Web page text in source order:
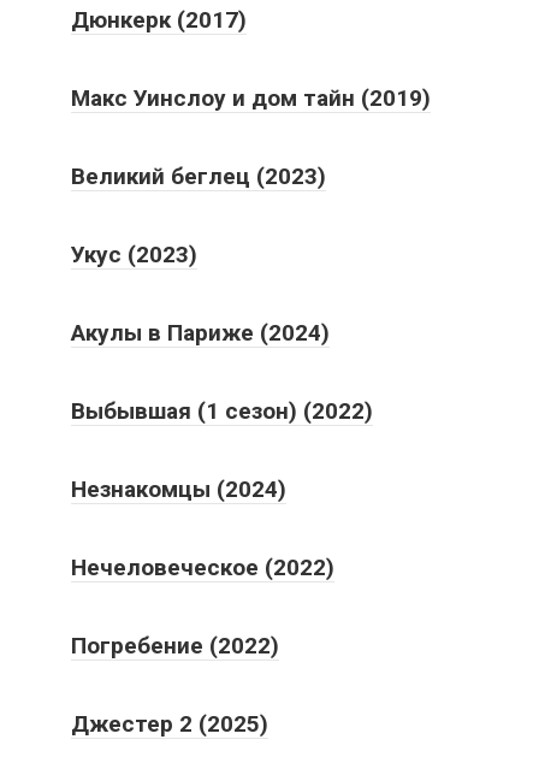
Дюнкерк (2017)
Макс Уинслоу и дом тайн (2019)
Великий беглец (2023)
Укус (2023)
Акулы в Париже (2024)
Выбывшая (1 сезон) (2022)
Незнакомцы (2024)
Нечеловеческое (2022)
Погребение (2022)
Джестер 2 (2025)